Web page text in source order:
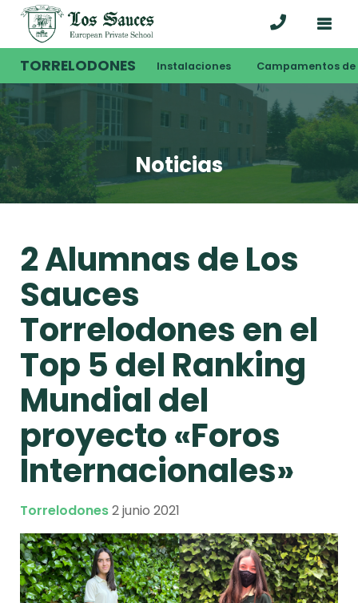
TORRELODONES Instalaciones Campamentos de
Noticias
2 Alumnas de Los
Sauces
Torrelodones en el
Top 5 del Ranking
Mundial del
proyecto «Foros
Internacionales»
Torrelodones2 junio 2021